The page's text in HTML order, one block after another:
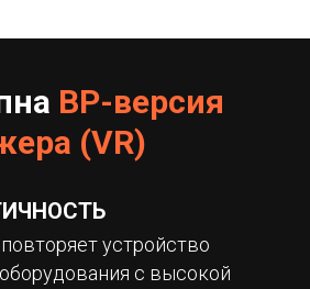
устройство
с высокой
ВР-версия
(VR)